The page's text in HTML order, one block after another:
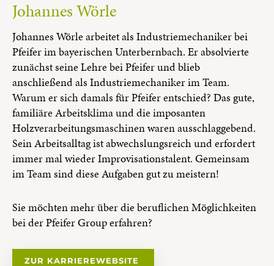
Johannes Wörle
Johannes Wörle arbeitet als Industriemechaniker bei
Pfeifer im bayerischen Unterbernbach. Er absolvierte
zunächst seine Lehre bei Pfeifer und blieb
anschließend als Industriemechaniker im Team.
Warum er sich damals für Pfeifer entschied? Das gute,
familiäre Arbeitsklima und die imposanten
Holzverarbeitungsmaschinen waren ausschlaggebend.
Sein Arbeitsalltag ist abwechslungsreich und erfordert
immer mal wieder Improvisationstalent. Gemeinsam
im Team sind diese Aufgaben gut zu meistern!
Sie möchten mehr über die beruflichen Möglichkeiten
bei der Pfeifer Group erfahren?
ZUR KARRIEREWEBSITE